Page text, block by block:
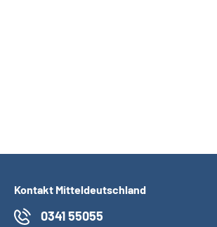
Kontakt Mitteldeutschland
0341 55055